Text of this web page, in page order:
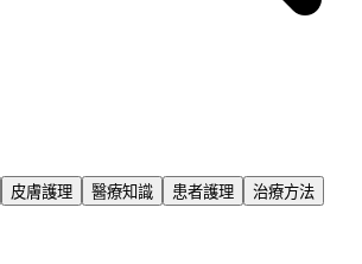
皮膚護理 醫療知識 患者護理 治療方法